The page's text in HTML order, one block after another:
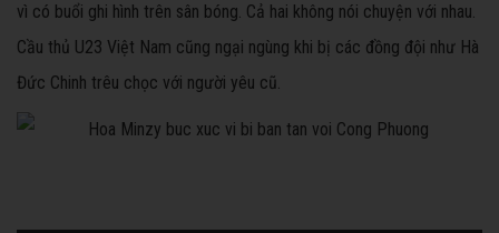
vì có buổi ghi hình trên sân bóng. Cả hai không nói chuyện với nhau.
Cầu thủ U23 Việt Nam cũng ngại ngùng khi bị các đồng đội như Hà
Đức Chinh trêu chọc với người yêu cũ.